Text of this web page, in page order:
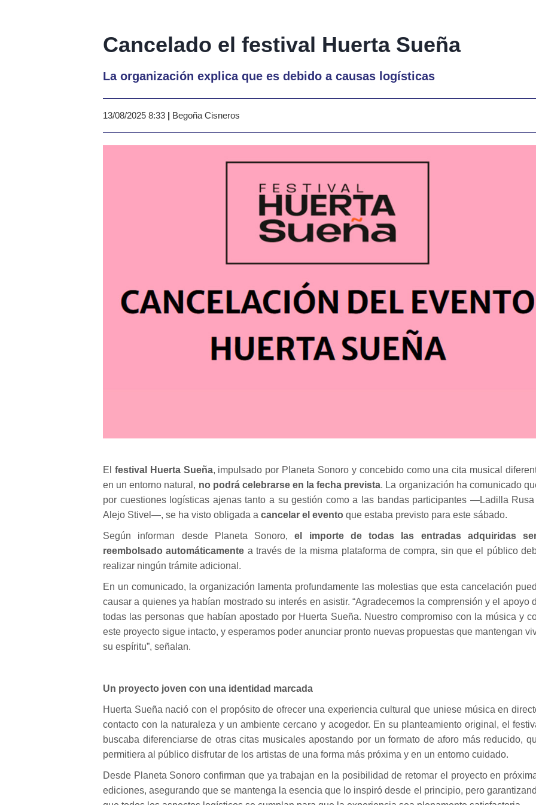
Cancelado el festival Huerta Sueña
La organización explica que es debido a causas logísticas
13/08/2025 8:33 | Begoña Cisneros
El festival Huerta Sueña, impulsado por Planeta Sonoro y concebido como una cita musical
en un entorno natural, no podrá celebrarse en la fecha prevista. La organización ha comunicado
por cuestiones logísticas ajenas tanto a su gestión como a las bandas participantes —Ladilla
Alejo Stivel—, se ha visto obligada a cancelar el evento que estaba previsto para este sábado.
Según informan desde Planeta Sonoro,el importe de todas las entradas adquiridas
reembolsado automáticamente a través de la misma plataforma de compra, sin que el público
realizar ningún trámite adicional.
En un comunicado, la organización lamenta profundamente las molestias que esta cancelación
causar a quienes ya habían mostrado su interés en asistir. “Agradecemos la comprensión y el apoyo
todas las personas que habían apostado por Huerta Sueña. Nuestro compromiso con la música y
este proyecto sigue intacto, y esperamos poder anunciar pronto nuevas propuestas que mantengan
su espíritu”, señalan.
Un proyecto joven con una identidad marcada
Huerta Sueña nació con el propósito de ofrecer una experiencia cultural que uniese música en
contacto con la naturaleza y un ambiente cercano y acogedor. En su planteamiento original, el
buscaba diferenciarse de otras citas musicales apostando por un formato de aforo más reducido,
permitiera al público disfrutar de los artistas de una forma más próxima y en un entorno cuidado.
Desde Planeta Sonoro confirman que ya trabajan en la posibilidad de retomar el proyecto en
ediciones, asegurando que se mantenga la esencia que lo inspiró desde el principio, pero